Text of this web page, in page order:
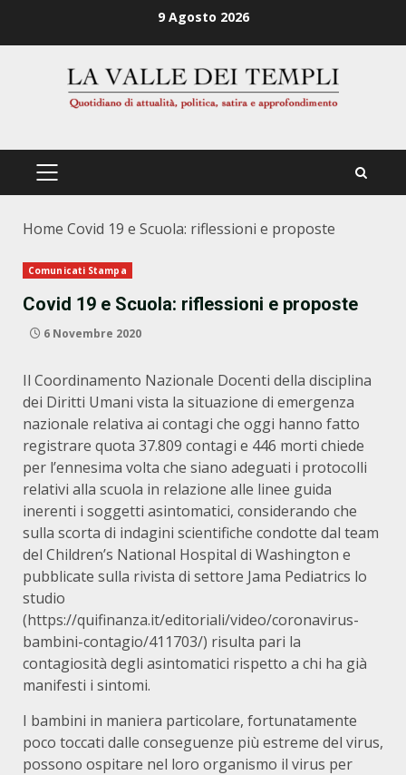
9 Agosto 2026
PRIMÄRES
Home Covid 19 e Scuola: riflessioni e proposte
Comunicati Stampa
Covid 19 e Scuola: riflessioni e proposte
6 Novembre 2020
Il Coordinamento Nazionale Docenti della disciplina
dei Diritti Umani vista la situazione di emergenza
nazionale relativa ai contagi che oggi hanno fatto
registrare quota 37.809 contagi e 446 morti chiede
per l’ennesima volta che siano adeguati i protocolli
relativi alla scuola in relazione alle linee guida
inerenti i soggetti asintomatici, considerando che
sulla scorta di indagini scientifiche condotte dal team
del Children’s National Hospital di Washington e
pubblicate sulla rivista di settore Jama Pediatrics lo
studio
(https://quifinanza.it/editoriali/video/coronavirus-
bambini-contagio/411703/) risulta pari la
contagiosità degli asintomatici rispetto a chi ha già
manifesti i sintomi.
I bambini in maniera particolare, fortunatamente
poco toccati dalle conseguenze più estreme del virus,
possono ospitare nel loro organismo il virus per